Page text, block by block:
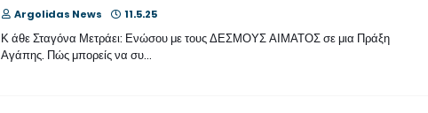
Argolidas News 11.5.25
Κ άθε Σταγόνα Μετράει: Ενώσου με τους ΔΕΣΜΟΥΣ ΑΙΜΑΤΟΣ σε μια Πράξη
Αγάπης. Πώς μπορείς να συ…